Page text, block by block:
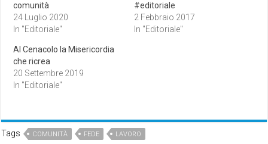
comunità
24 Luglio 2020
In "Editoriale"
#editoriale
2 Febbraio 2017
In "Editoriale"
Al Cenacolo la Misericordia
che ricrea
20 Settembre 2019
In "Editoriale"
Tags COMUNITÀ FEDE LAVORO